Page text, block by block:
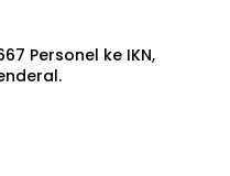
Personel ke IKN,